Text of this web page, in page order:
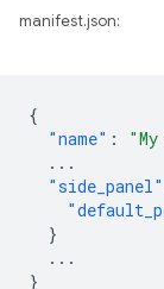
manifest.json:
{
"name" :
...
"side_panel"
}
...
}